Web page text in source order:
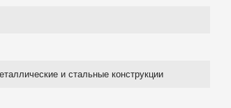
и стальные конструкции